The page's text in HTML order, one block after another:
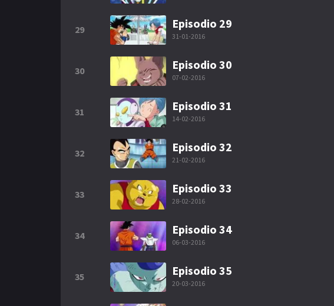
29 Episodio 29
31-01-2016
30 Episodio 30
07-02-2016
31 Episodio 31
14-02-2016
32 Episodio 32
21-02-2016
33 Episodio 33
28-02-2016
34 Episodio 34
06-03-2016
35 Episodio 35
20-03-2016